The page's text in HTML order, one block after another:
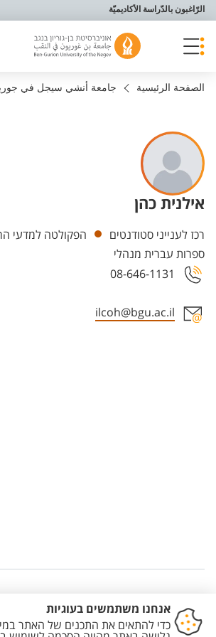
תפריט נגישות
الرّاغبون بالدّراسة الأكاديميّة
الصفحة الرئيسية جامعة أنشي سيجل في
אילנית כהן
Departments
רכז לענייני סטודנטים
הפקולטה למדעי
ספרות עברית מנהלי
08-646-1131
ilcoh@bgu.ac.il